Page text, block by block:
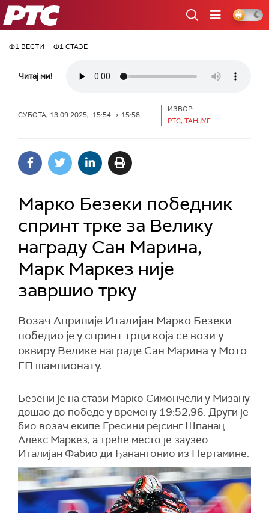
РТС
Ф1 ВЕСТИ Ф1 СТАЗЕ
Читај ми!
СУБОТА, 13.09.2025, 15:54 -> 15:58
ИЗВОР:
РТС, ТАНЈУГ
Марко Безеки победник
спринт трке за Велику
награду Сан Марина,
Марк Маркез није
завршио трку
Возач Априлије Италијан Марко Безеки
победио је у спринт трци која се вози у
оквиру Велике награде Сан Марина у Мото
ГП шампионату.
Безени је на стази Марко Симончели у Мизану
дошао до победе у времену 19:52,96. Други је
био возач екипе Гресини рејсинг Шпанац
Алекс Маркез, а треће место је заузео
Италијан Фабио ди Ђанантонио из Пертамине.